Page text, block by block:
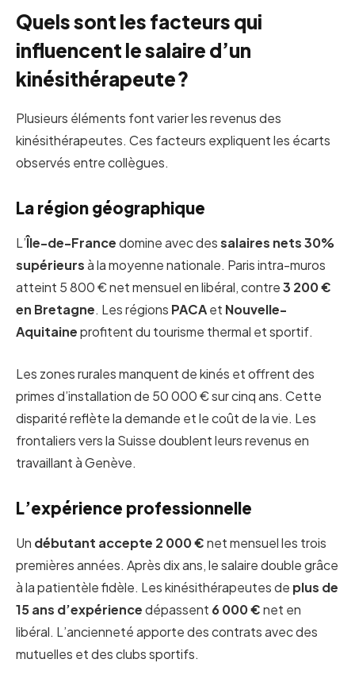
Quels sont les facteurs qui
influencent le salaire d’un
kinésithérapeute ?
Plusieurs éléments font varier les revenus des
kinésithérapeutes. Ces facteurs expliquent les écarts
observés entre collègues.
La région géographique
L’Île-de-Francedomine avec dessalaires nets 30%
supérieursà la moyenne nationale. Paris intra-muros
atteint 5 800 € net mensuel en libéral, contre3 200 €
en Bretagne. Les régions PACAet Nouvelle-
Aquitaineprofitent du tourisme thermal et sportif.
Les zones rurales manquent de kinés et offrent des
primes d’installation de 50 000 € sur cinq ans. Cette
disparité reflète la demande et le coût de la vie. Les
frontaliers vers la Suisse doublent leurs revenus en
travaillant à Genève.
L’expérience professionnelle
Un débutant accepte 2 000 €net mensuel les trois
premières années. Après dix ans, le salaire double grâce
à la patientèle fidèle. Les kinésithérapeutes de plus de
15 ans d’expériencedépassent 6 000 €net en
libéral. L’ancienneté apporte des contrats avec des
mutuelles et des clubs sportifs.